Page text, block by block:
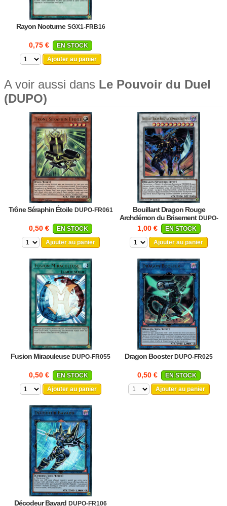
Rayon Nocturne SGX1-FRB16
0,75 €
EN STOCK
Ajouter au panier
A voir aussi dans Le Pouvoir du Duel
(DUPO)
Trône Séraphin Étoile DUPO-FR061
0,50 €
EN STOCK
Ajouter au panier
Bouillant Dragon Rouge
Archdémon du Brisement DUPO-
FR058
1,00 €
EN STOCK
Ajouter au panier
Fusion Miraculeuse DUPO-FR055
0,50 €
EN STOCK
Ajouter au panier
Dragon Booster DUPO-FR025
0,50 €
EN STOCK
Ajouter au panier
Décodeur Bavard DUPO-FR106